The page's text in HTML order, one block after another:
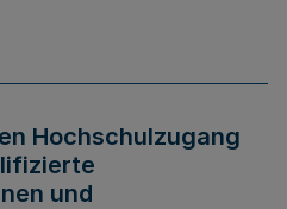
Hochschulzugang
und